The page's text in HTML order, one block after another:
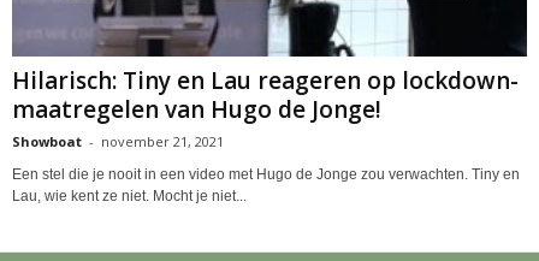
Hilarisch: Tiny en Lau reageren op lockdown-
maatregelen van Hugo de Jonge!
Showboat - november 21, 2021
Een stel die je nooit in een video met Hugo de Jonge zou verwachten. Tiny en
Lau, wie kent ze niet. Mocht je niet...